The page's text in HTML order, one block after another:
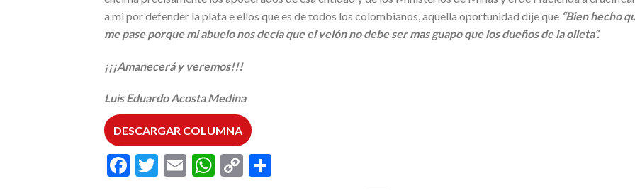
a mi por defender la plata e ellos que es de todos los colombianos, aquella oportunidad dije que “Bien hecho
me pase porque mi abuelo nos decía que el velón no debe ser mas guapo que los dueños de la olleta”.
¡¡¡Amanecerá y veremos!!!
Luis Eduardo Acosta Medina
DESCARGAR COLUMNA
Facebook
Twitter
EmailWhatsApp
Copy